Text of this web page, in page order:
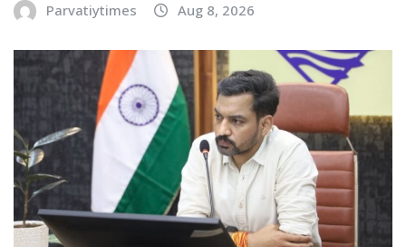
Parvatiytimes Aug 8, 2026